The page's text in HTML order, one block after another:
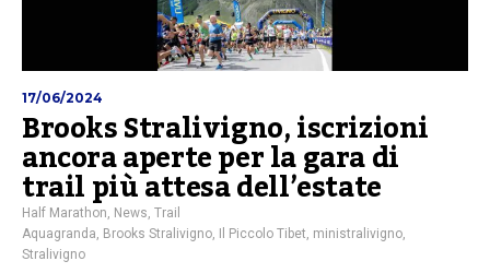
17/06/2024
Brooks Stralivigno, iscrizioni
ancora aperte per la gara di
trail più attesa dell’estate
Half Marathon, News, Trail
Aquagranda, Brooks Stralivigno, Il Piccolo Tibet, ministralivigno,
Stralivigno